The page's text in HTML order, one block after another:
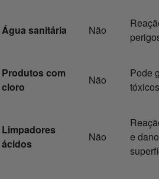
Água sanitária Não
Produtos com
cloro
Não
Pode
tóxicos
Limpadores
ácidos
Não
e